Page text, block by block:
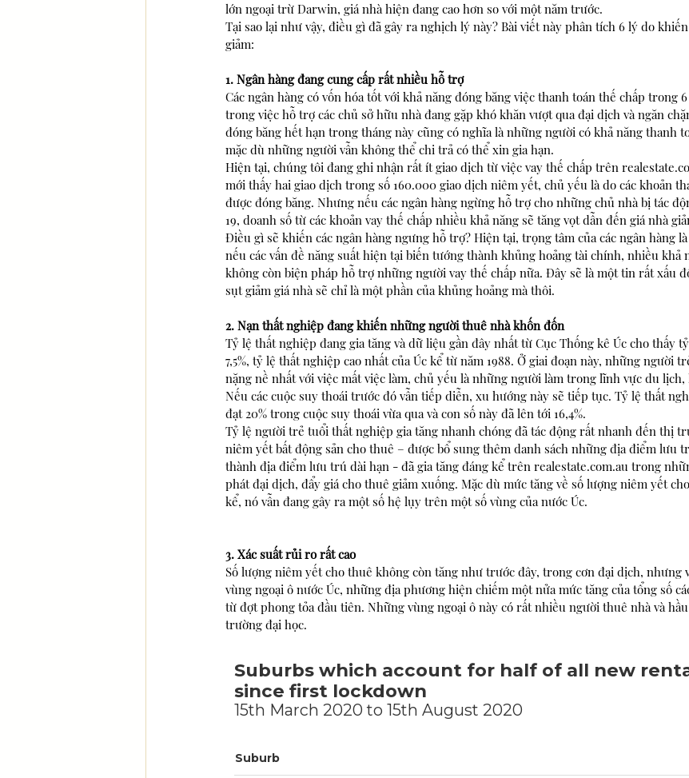
lớn ngoại trừ Darwin, giá nhà hiện đang cao hơn so với một năm trước.
Tại sao lại như vậy, điều gì đã gây ra nghịch lý này? Bài viết này phân tích 6 lý do
giảm:
1. Ngân hàng đang cung cấp rất nhiều hỗ trợ
Các ngân hàng có vốn hóa tốt với khả năng đóng băng việc thanh toán thế chấp trong
trong việc hỗ trợ các chủ sở hữu nhà đang gặp khó khăn vượt qua đại dịch và ngăn
đóng băng hết hạn trong tháng này cũng có nghĩa là những người có khả năng thanh
mặc dù những người vẫn không thể chi trả có thể xin gia hạn.
Hiện tại, chúng tôi đang ghi nhận rất ít giao dịch từ việc vay thế chấp trên
mới thấy hai giao dịch trong số 160.000 giao dịch niêm yết, chủ yếu là do các khoản
được đóng băng. Nhưng nếu các ngân hàng ngừng hỗ trợ cho những chủ nhà bị tác
19, doanh số từ các khoản vay thế chấp nhiều khả năng sẽ tăng vọt dẫn đến giá nhà
Điều gì sẽ khiến các ngân hàng ngưng hỗ trợ? Hiện tại, trọng tâm của các ngân hàng
nếu các vấn đề năng suất hiện tại biến tướng thành khủng hoảng tài chính, nhiều khả
không còn biện pháp hỗ trợ những người vay thế chấp nữa. Đây sẽ là một tin rất xấu
sụt giảm giá nhà sẽ chỉ là một phần của khủng hoảng mà thôi.
2. Nạn thất nghiệp đang khiến những người thuê nhà khốn đốn
Tỷ lệ thất nghiệp đang gia tăng và dữ liệu gần đây nhất từ Cục Thống kê Úc cho thấy
7,5%, tỷ lệ thất nghiệp cao nhất của Úc kể từ năm 1988. Ở giai đoạn này, những người
nặng nề nhất với việc mất việc làm, chủ yếu là những người làm trong lĩnh vực du lịch,
Nếu các cuộc suy thoái trước đó vẫn tiếp diễn, xu hướng này sẽ tiếp tục. Tỷ lệ thất
đạt 20% trong cuộc suy thoái vừa qua và con số này đã lên tới 16,4%.
Tỷ lệ người trẻ tuổi thất nghiệp gia tăng nhanh chóng đã tác động rất nhanh đến thị
niêm yết bất động sản cho thuê – được bổ sung thêm danh sách những địa điểm lưu
thành địa điểm lưu trú dài hạn - đã gia tăng đáng kể trên realestate.com.au trong
phát đại dịch, đẩy giá cho thuê giảm xuống. Mặc dù mức tăng về số lượng niêm yết
kể, nó vẫn đang gây ra một số hệ lụy trên một số vùng của nước Úc.
3. Xác suất rủi ro rất cao
Số lượng niêm yết cho thuê không còn tăng như trước đây, trong cơn đại dịch, nhưng
vùng ngoại ô nước Úc, những địa phương hiện chiếm một nửa mức tăng của tổng số
từ đợt phong tỏa đầu tiên. Những vùng ngoại ô này có rất nhiều người thuê nhà và
trường đại học.